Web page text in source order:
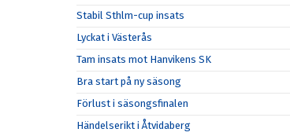
Stabil Sthlm-cup insats
Lyckat i Västerås
Tam insats mot Hanvikens SK
Bra start på ny säsong
Förlust i säsongsfinalen
Händelserikt i Åtvidaberg